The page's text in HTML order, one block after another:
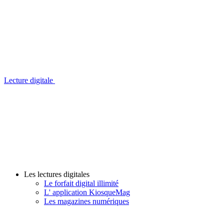
Lecture digitale
Les lectures digitales
Le forfait digital illimité
L' application KiosqueMag
Les magazines numériques